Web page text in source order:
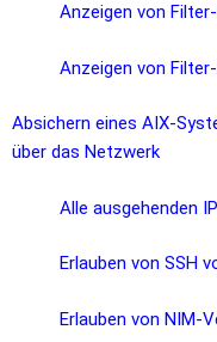
Anzeigen von
Anzeigen von
Absichern eines AIX-
über das Netzwerk
Alle ausgehenden
Erlauben von SSH
Erlauben von NIM-